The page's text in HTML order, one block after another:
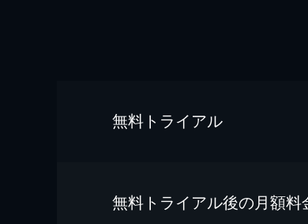
無料トライアル
無料トライアル後の⽉額料